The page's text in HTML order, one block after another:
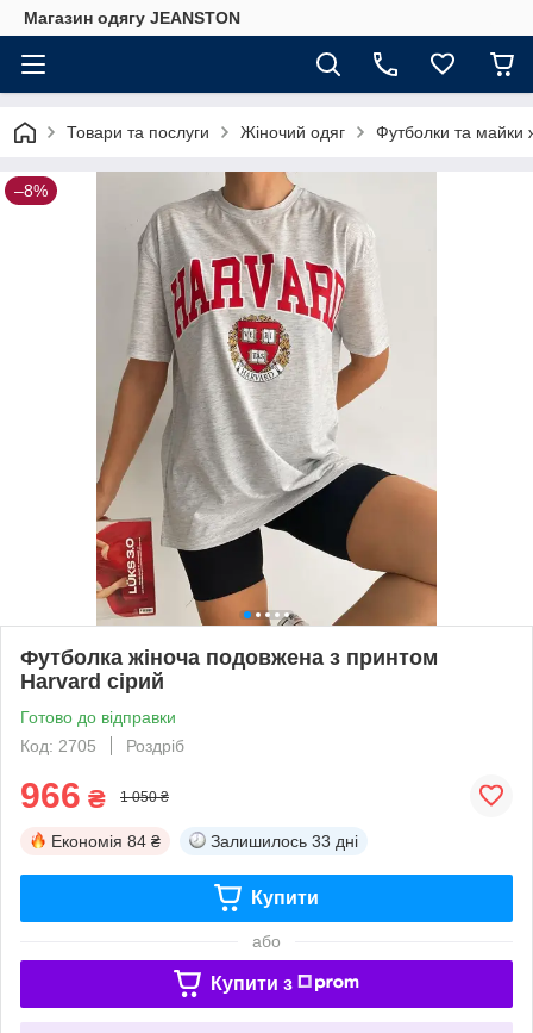
Магазин одягу JEANSTON
Товари та послуги Жіночий одяг Футболки та майки
–8%
Футболка жіноча подовжена з принтом
Harvard сірий
Готово до відправки
Код: 2705
Роздріб
966 ₴ 1 050 ₴
Економія 84 ₴ Залишилось 33 дні
Купити
або
Купити з